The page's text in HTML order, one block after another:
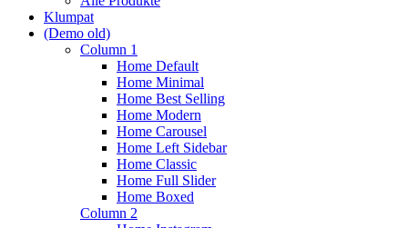
Klumpat
(Demo old)
Column 1
Home Default
Home Minimal
Home Best Selling
Home Modern
Home Carousel
Home Left Sidebar
Home Classic
Home Full Slider
Home Boxed
Column 2